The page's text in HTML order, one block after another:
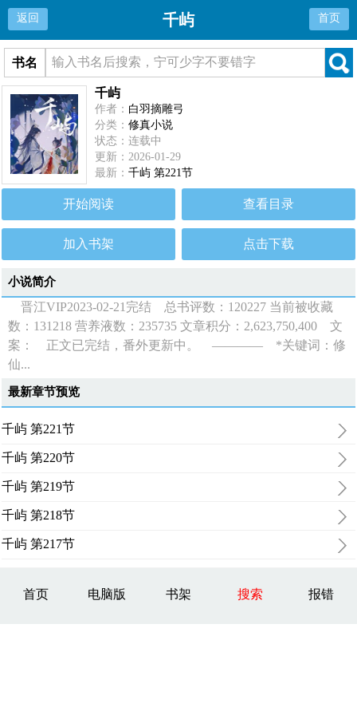
返回 千屿 首页
书名
千屿
作者： 白羽摘雕弓
分类：修真小说
状态：连载中
更新：2026-01-29
最新：千屿 第221节
开始阅读 查看目录
加入书架 点击下载
小说简介
晋江VIP2023-02-21完结 总书评数：120227 当前被收藏
数：131218 营养液数：235735 文章积分：2,623,750,400 文
案： 正文已完结，番外更新中。 ———— *关键词：修
仙...
最新章节预览
千屿 第221节
千屿 第220节
千屿 第219节
千屿 第218节
千屿 第217节
首页 电脑版 书架 搜索 报错